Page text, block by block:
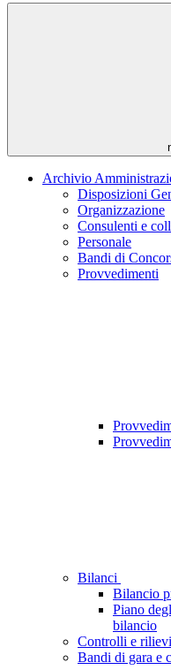
Archivio
Disposizioni
Organizzazione
Consulenti e
Personale
Bandi di
Provvedimenti
Bilanci
Bilancio
Piano
bilancio
Controlli e
Bandi di gara e